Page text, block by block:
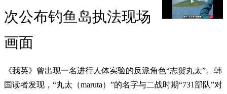
次公布钓鱼岛执法现场
画面
《我英》曾出现一名进行人体实验的反派角色“志贺丸太”。韩
国读者发现，“丸太（maruta）”的名字与二战时期“731部队”对